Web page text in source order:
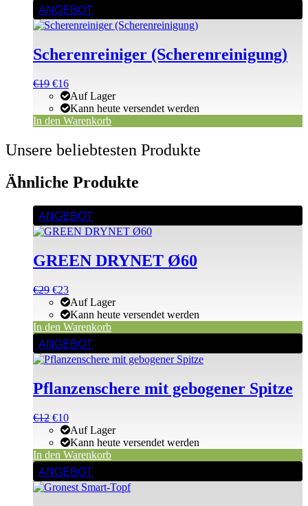
ANGEBOT
Scherenreiniger (Scherenreinigung)
Ursprünglicher
Preis
war:
€19
€19Aktueller
Preis
ist:
€19.
€16
Auf Lager
Kann heute versendet werden
In den Warenkorb
Unsere beliebtesten Produkte
Ähnliche Produkte
ANGEBOT
GREEN DRYNET Ø60
Ursprünglicher
Preis
war:
€29
€29Aktueller
Preis
ist:
€29.
€23
Auf Lager
Kann heute versendet werden
In den Warenkorb
ANGEBOT
Pflanzenschere mit gebogener Spitze
Ursprünglicher
Preis
war:
€12
€12Aktueller
Preis
ist:
€12.
€10
Auf Lager
Kann heute versendet werden
In den Warenkorb
ANGEBOT
Dieses
Produkt
weist